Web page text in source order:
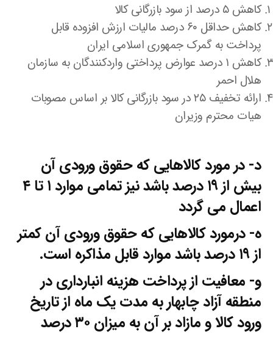
کاهش ۵ درصد از سود بازرگانی کالا
کاهش حداقل ۶۰ درصد مالیات ارزش افزوده قابل
پرداخت به گمرک جمهوری اسلامی ایران
کاهش ۱ درصد عوارض پرداختی واردکنندگان به سازمان
هلال احمر
ارائه تخفیف ۲۵ در سود بازرگانی کالا بر اساس مصوبات
هیات محترم وزیران
د- در مورد کالاهایی که حقوق ورودی آن
بیش از ۱۹ درصد باشد نیز تمامی موارد ۱ تا ۴
اعمال می گردد
ه- درمورد کالاهایی که حقوق ورودی آن کمتر
از ۱۹ درصد باشد موارد قابل مذاکره است.
و- معافیت از پرداخت هزینه انبارداری در
منطقه آزاد چابهار به مدت یک ماه از تاریخ
ورود کالا و مازاد بر آن به میزان ۳۰ درصد